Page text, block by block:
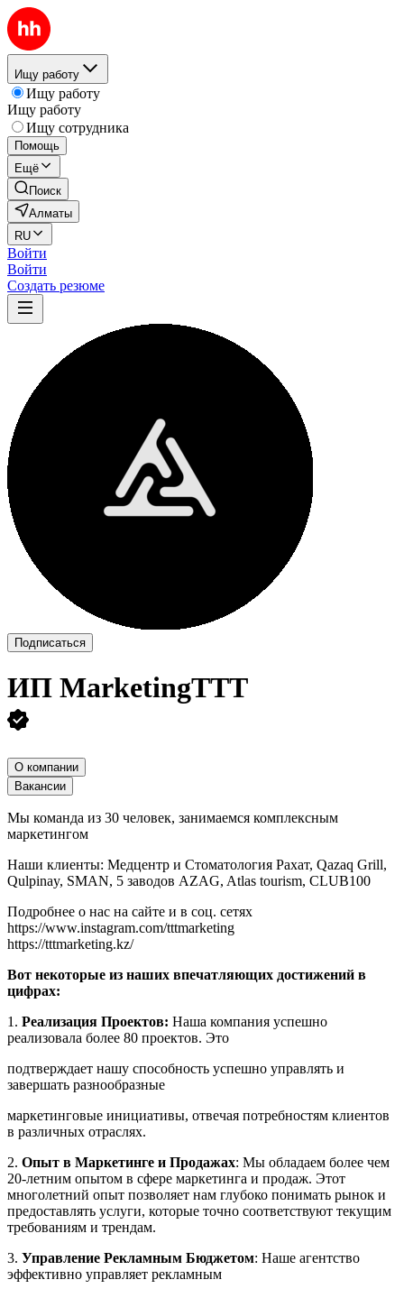
Ищу работу
Ищу работу
Ищу работу
Ищу сотрудника
Помощь
Ещё
Поиск
Алматы
RU
Войти
Войти
Создать резюме
Подписаться
ИП MarketingTTT
О компании
Вакансии
Мы команда из 30 человек, занимаемся комплексным
маркетингом
Наши клиенты: Медцентр и Стоматология Рахат, Qazaq Grill,
Qulpinay, SMAN, 5 заводов AZAG, Atlas tourism, CLUB100
Подробнее о нас на сайте и в соц. сетях
https://www.instagram.com/tttmarketing
https://tttmarketing.kz/
Вот некоторые из наших впечатляющих достижений в
цифрах:
1. Реализация Проектов: Наша компания успешно
реализовала более 80 проектов. Это
подтверждает нашу способность успешно управлять и
завершать разнообразные
маркетинговые инициативы, отвечая потребностям клиентов
в различных отраслях.
2. Опыт в Маркетинге и Продажах: Мы обладаем более чем
20-летним опытом в сфере маркетинга и продаж. Этот
многолетний опыт позволяет нам глубоко понимать рынок и
предоставлять услуги, которые точно соответствуют текущим
требованиям и трендам.
3. Управление Рекламным Бюджетом: Наше агентство
эффективно управляет рекламным